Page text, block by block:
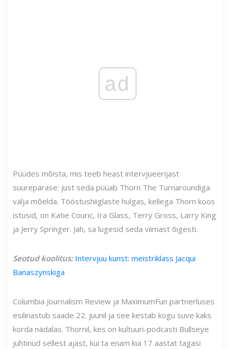
ad
Püüdes mõista, mis teeb heast intervjueerijast
suurepärase: just seda püüab Thorn The Turnaroundiga
välja mõelda. Tööstushiiglaste hulgas, kellega Thorn koos
istusid, on Katie Couric, Ira Glass, Terry Gross, Larry King
ja Jerry Springer. Jah, sa lugesid seda viimast õigesti.
Seotud koolitus: Intervjuu kunst: meistriklass Jacqui
Banaszynskiga
Columbia Journalism Review ja MaximumFun partnerluses
esilinastub saade 22. juunil ja see kestab kogu suve kaks
korda nädalas. Thornil, kes on kultuuri-podcasti Bullseye
juhtinud sellest ajast, kui ta enam kui 17 aastat tagasi